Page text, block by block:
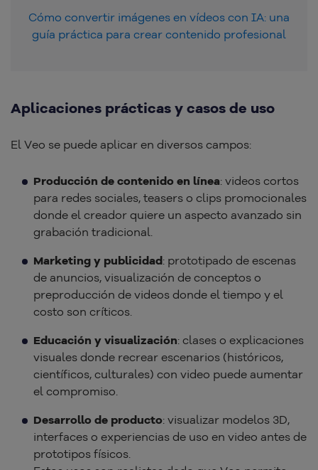
Cómo convertir imágenes en vídeos con IA: una
guía práctica para crear contenido profesional
Aplicaciones prácticas y casos de uso
El Veo se puede aplicar en diversos campos:
Producción de contenido en línea: videos cortos
para redes sociales, teasers o clips promocionales
donde el creador quiere un aspecto avanzado sin
grabación tradicional.
Marketing y publicidad: prototipado de escenas
de anuncios, visualización de conceptos o
preproducción de videos donde el tiempo y el
costo son críticos.
Educación y visualización: clases o explicaciones
visuales donde recrear escenarios (históricos,
científicos, culturales) con video puede aumentar
el compromiso.
Desarrollo de producto: visualizar modelos 3D,
interfaces o experiencias de uso en video antes de
prototipos físicos.